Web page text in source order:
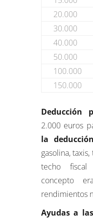
20.000
30.000
40.000
50.000
100.000
150.000
Deducción
2.000 euros
la
gasolina,
techo
concepto
rendimientos
Ayudas a